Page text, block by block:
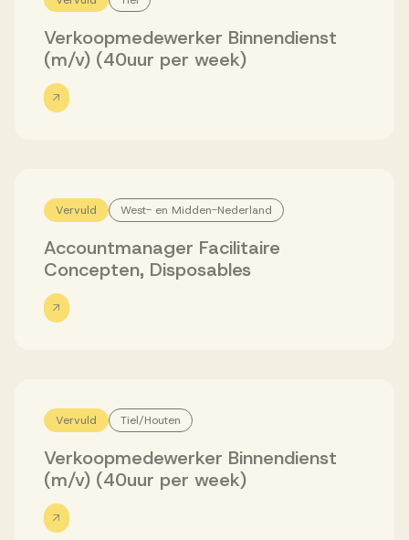
Succesverhalen
Vervulde vacatures
Over AV
Ons team
Werken bij AV
Werken bij AV
Voor kandidaten
Verkoopmedewerker Binnendienst
(m/v) (40uur per week)
Vervuld West- en Midden-Nederland
Accountmanager Facilitaire
Concepten, Disposables
Vervuld Tiel/Houten
Verkoopmedewerker Binnendienst
(m/v) (40uur per week)